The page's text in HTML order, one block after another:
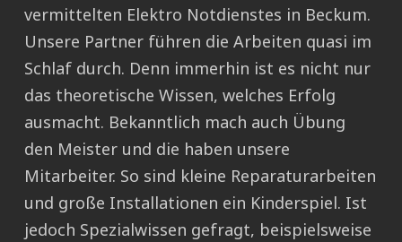
vermittelten Elektro Notdienstes in Beckum.
Unsere Partner führen die Arbeiten quasi im
Schlaf durch. Denn immerhin ist es nicht nur
das theoretische Wissen, welches Erfolg
ausmacht. Bekanntlich mach auch Übung
den Meister und die haben unsere
Mitarbeiter. So sind kleine Reparaturarbeiten
und große Installationen ein Kinderspiel. Ist
jedoch Spezialwissen gefragt, beispielsweise